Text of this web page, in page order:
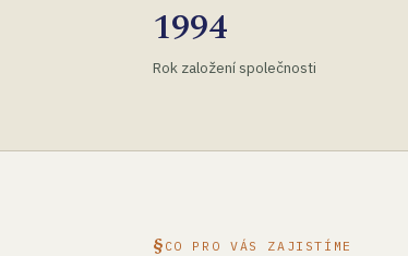
1994
Rok založení společnosti
CO PRO VÁS ZAJISTÍME